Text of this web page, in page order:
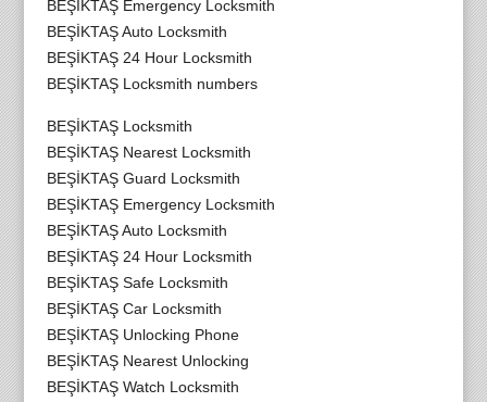
BEŞİKTAŞ Emergency Locksmith
BEŞİKTAŞ Auto Locksmith
BEŞİKTAŞ 24 Hour Locksmith
BEŞİKTAŞ Locksmith numbers
BEŞİKTAŞ Locksmith
BEŞİKTAŞ Nearest Locksmith
BEŞİKTAŞ Guard Locksmith
BEŞİKTAŞ Emergency Locksmith
BEŞİKTAŞ Auto Locksmith
BEŞİKTAŞ 24 Hour Locksmith
BEŞİKTAŞ Safe Locksmith
BEŞİKTAŞ Car Locksmith
BEŞİKTAŞ Unlocking Phone
BEŞİKTAŞ Nearest Unlocking
BEŞİKTAŞ Watch Locksmith